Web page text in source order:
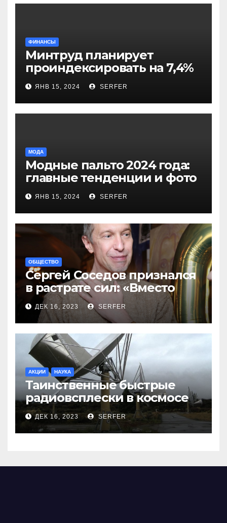
ФИНАНСЫ
Минтруд планирует
проиндексировать на 7,4%
более 40 выплат и
компенсаций
ЯНВ 15, 2024 SERFER
МОДА
Модные пальто 2024 года:
главные тенденции и фото
новинок
ЯНВ 15, 2024 SERFER
ОБЩЕСТВО
Сергей Соседов признался
в растрате сил: «Вместо
меня взяли Пригожина»
ДЕК 16, 2023 SERFER
АКЦИИ НАУКА
Таинственные быстрые
радиовсплески в космосе
сделались все более
странными
ДЕК 16, 2023 SERFER